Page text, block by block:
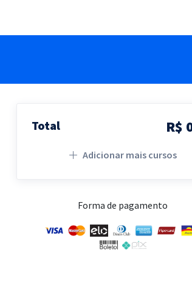
Total R$
Adicionar mais cursos
Forma de pagamento